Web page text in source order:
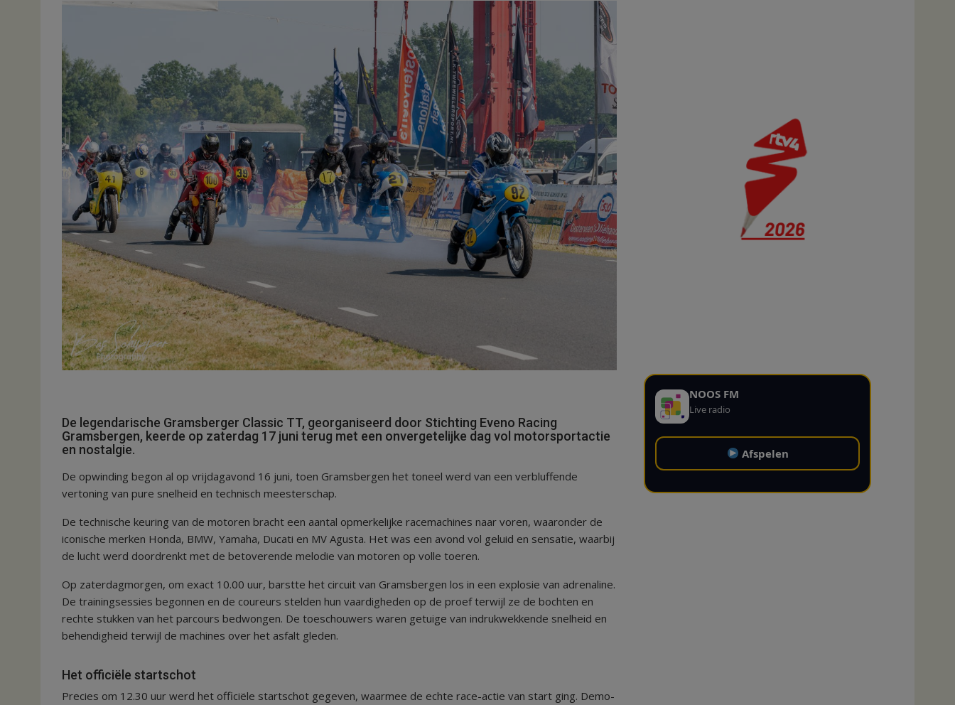
De legendarische Gramsberger Classic TT, georganiseerd door Stichting Eveno Racing
Gramsbergen, keerde op zaterdag 17 juni terug met een onvergetelijke dag vol motorsportactie
en nostalgie.
De opwinding begon al op vrijdagavond 16 juni, toen Gramsbergen het toneel werd van een verbluffende
vertoning van pure snelheid en technisch meesterschap.
De technische keuring van de motoren bracht een aantal opmerkelijke racemachines naar voren, waaronder de
iconische merken Honda, BMW, Yamaha, Ducati en MV Agusta. Het was een avond vol geluid en sensatie, waarbij
de lucht werd doordrenkt met de betoverende melodie van motoren op volle toeren.
Op zaterdagmorgen, om exact 10.00 uur, barstte het circuit van Gramsbergen los in een explosie van adrenaline.
De trainingsessies begonnen en de coureurs stelden hun vaardigheden op de proef terwijl ze de bochten en
rechte stukken van het parcours bedwongen. De toeschouwers waren getuige van indrukwekkende snelheid en
behendigheid terwijl de machines over het asfalt gleden.
Het officiële startschot
Precies om 12.30 uur werd het officiële startschot gegeven, waarmee de echte race-actie van start ging. Demo-
NOOS FM
Live radio
Afspelen